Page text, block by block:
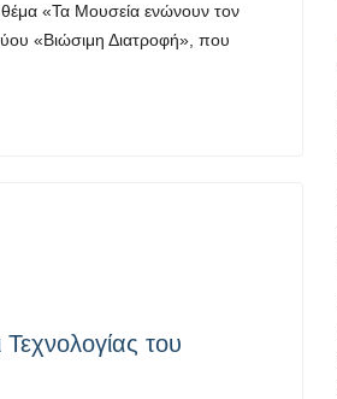
«Τα Μουσεία ενώνουν τον
«Βιώσιμη Διατροφή», που
του